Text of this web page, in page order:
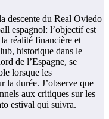
descente du Real Oviedo
espagnol: l’objectif est
réalité financière et
historique dans le
de l’Espagne, se
lorsque les
la durée. J’observe que
aux critiques sur les
estival qui suivra.